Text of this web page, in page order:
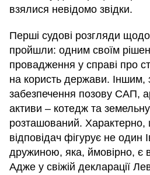
взялися невідомо звідки.
Перші судові розгляди
пройшли: одним своїм
провадження у справі про
на користь держави. Іншим,
забезпечення позову САП,
активи – котедж та земельну
розташований. Характерно,
відповідач фігурує не один
дружиною, яка, ймовірно, є
Адже у свіжій декларації